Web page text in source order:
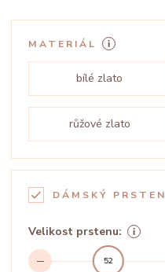
MATERIÁL
bílé zlato
růžové zlato
DÁMSKÝ PRSTEN
Velikost prstenu:
52